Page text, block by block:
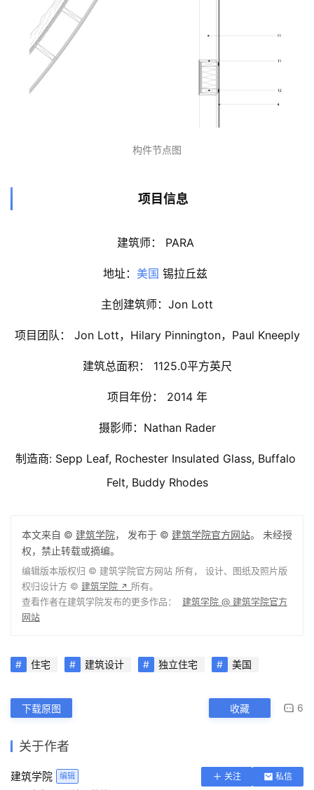
构件节点图
项目信息
建筑师： PARA
地址： 美国 锡拉丘兹
主创建筑师：Jon Lott
项目团队： Jon Lott，Hilary Pinnington，Paul Kneeply
建筑总面积： 1125.0平方英尺
项目年份： 2014 年
摄影师：Nathan Rader
制造商: Sepp Leaf, Rochester Insulated Glass, Buffalo
Felt, Buddy Rhodes
本文来自 © 建筑学院， 发布于 © 建筑学院官方网站。 未经授
权，禁止转载或摘编。
编辑版本版权归 © 建筑学院官方网站 所有， 设计、图纸及照片版
权归设计方 © 建筑学院 ↗ 所有。
查看作者在建筑学院发布的更多作品： 建筑学院 @ 建筑学院官方
网站
住宅 建筑设计 独立住宅 美国
下载原图 收藏 6
关于作者
建筑学院 编辑 关注
私信